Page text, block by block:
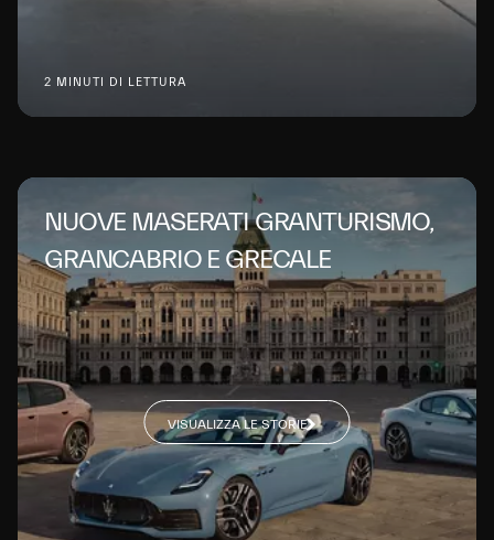
2 MINUTI DI LETTURA
NUOVE MASERATI GRANTURISMO,
GRANCABRIO E GRECALE
VISUALIZZA LE STORIE